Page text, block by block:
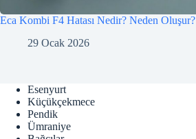
Eca Kombi F4 Hatası Nedir? Neden Oluşur?
29 Ocak 2026
Esenyurt
Küçükçekmece
Pendik
Ümraniye